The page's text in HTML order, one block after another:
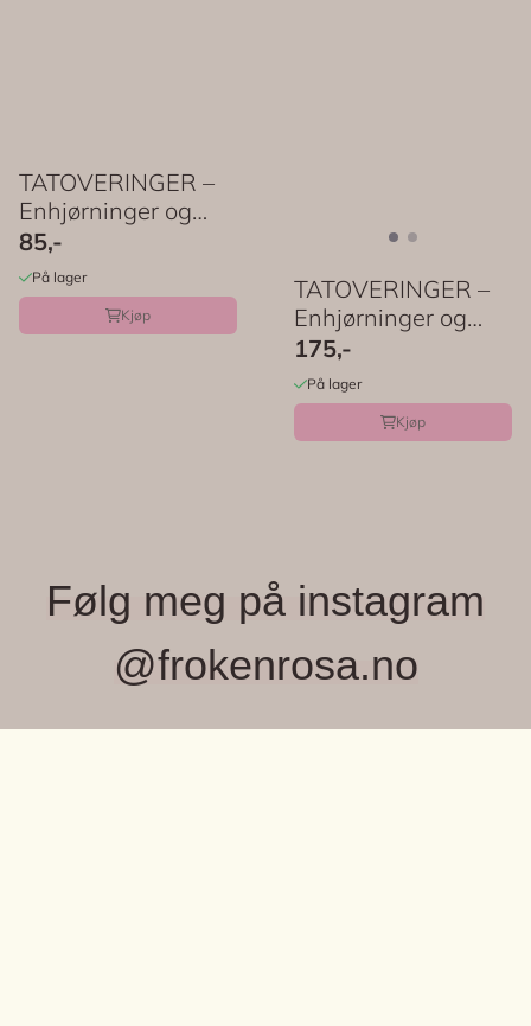
TATOVERINGER –
Enhjørninger og
pastell – 2 ark ...
85,-
På lager
Kjøp
TATOVERINGER –
Enhjørninger og
regnbuer – 2 ark ...
175,-
På lager
Kjøp
Følg meg på instagram
@frokenrosa.no